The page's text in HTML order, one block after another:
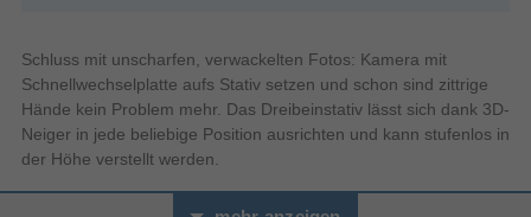
Schluss mit unscharfen, verwackelten Fotos: Kamera mit
Schnellwechselplatte aufs Stativ setzen und schon sind zittrige
Hände kein Problem mehr. Das Dreibeinstativ lässt sich dank 3D-
Neiger in jede beliebige Position ausrichten und kann stufenlos in
der Höhe verstellt werden.
- 3D: 3-Wege-Kopf ermöglicht perfekte Ausrichtung für